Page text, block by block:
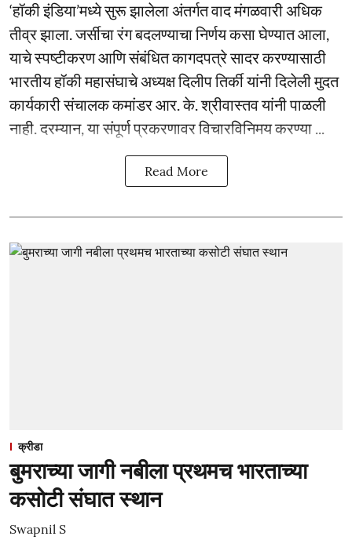
‘हॉकी इंडिया’मध्ये सुरू झालेला अंतर्गत वाद मंगळवारी अधिक
तीव्र झाला. जर्सीचा रंग बदलण्याचा निर्णय कसा घेण्यात आला,
याचे स्पष्टीकरण आणि संबंधित कागदपत्रे सादर करण्यासाठी
भारतीय हॉकी महासंघाचे अध्यक्ष दिलीप तिर्की यांनी दिलेली मुदत
कार्यकारी संचालक कमांडर आर. के. श्रीवास्तव यांनी पाळली
नाही. दरम्यान, या संपूर्ण प्रकरणावर विचारविनिमय करण्या ...
Read More
क्रीडा
बुमराच्या जागी नबीला प्रथमच भारताच्या
कसोटी संघात स्थान
Swapnil S